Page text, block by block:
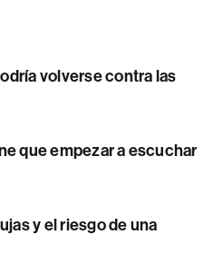
volverse contra las
que empezar a escuchar
y el riesgo de una